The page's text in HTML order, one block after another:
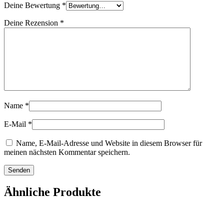
Deine Bewertung *
Deine Rezension *
Name *
E-Mail *
Name, E-Mail-Adresse und Website in diesem Browser für
meinen nächsten Kommentar speichern.
Ähnliche Produkte